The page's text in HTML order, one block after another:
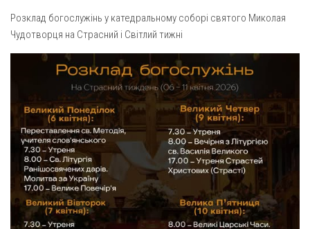
Архистратига Михаїла (м. Люботин)
Покрови Пресвятої Богородиці (с. Вільча)
Преображенська парафія (м. Лозова)
Парафія Благовіщення Пресвятої Богородиці (смт
Золочів)
Парафія Різдва Пресвятої Богородиці м. Берестин
(Красноград)
Парохії Полтавської області
Пресвятої Трійці (м. Полтава)
Всіх Святих українського народу (м. Полтава)
Свято-Юріївська парафія (м. Полтава)
Надруковані числа
Молитви
Рух pro-life
Розклад богослужінь у катедральному соборі святого Миколая
Чудотворця на Страсний і Світлий тижні